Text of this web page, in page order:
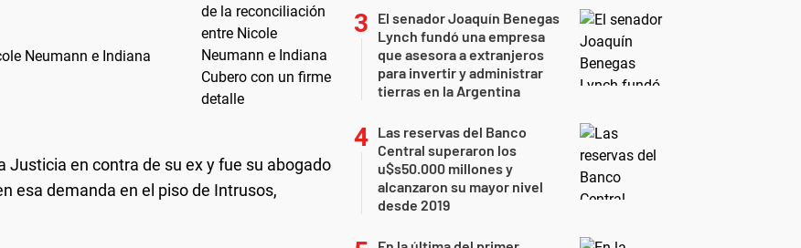
Neumann e Indiana
Justicia en contra de su ex y fue su abogado
esa demanda en el piso de Intrusos,
El senador Joaquín Benegas
Lynch fundó una empresa
que asesora a extranjeros
para invertir y administrar
tierras en la Argentina
Las reservas del Banco
Central superaron los
u$s50.000 millones y
alcanzaron su mayor nivel
desde 2019